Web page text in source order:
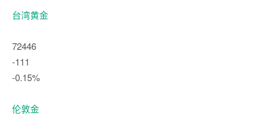
台湾黄金
72446
-111
-0.15%
伦敦金